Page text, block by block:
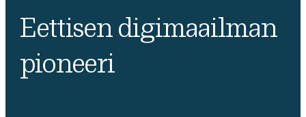
Eettisen digimaailman
pioneeri